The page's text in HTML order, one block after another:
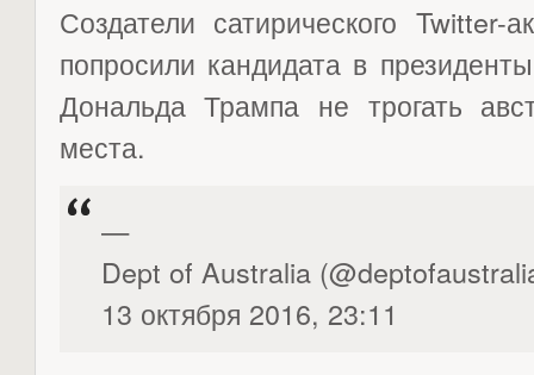
Создатели сатирического
попросили кандидата в
Дональда Трампа не трогать
места.
—
Dept of Australia
13 октября 2016, 23:11